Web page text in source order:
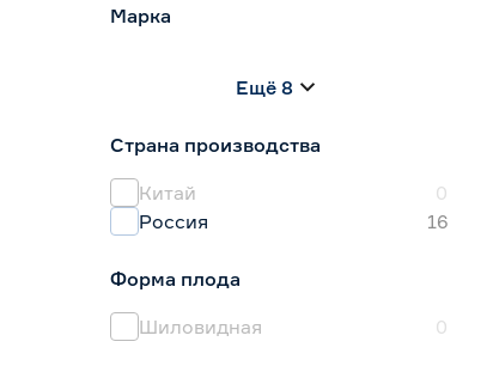
Марка
Гавриш
Ещё 8
Страна производства
Китай
0
Россия
16
Форма плода
Шиловидная
0